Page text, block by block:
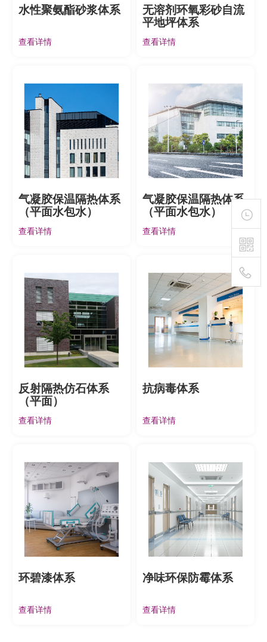
水性聚氨酯砂浆体系
查看详情
无溶剂环氧彩砂自流
平地坪体系
查看详情
气凝胶保温隔热体系
（平面水包水）
查看详情
气凝胶保温隔热体系
（平面水包水）
查看详情
反射隔热仿石体系
（平面）
查看详情
抗病毒体系
查看详情
环碧漆体系
查看详情
净味环保防霉体系
查看详情
400-
111-